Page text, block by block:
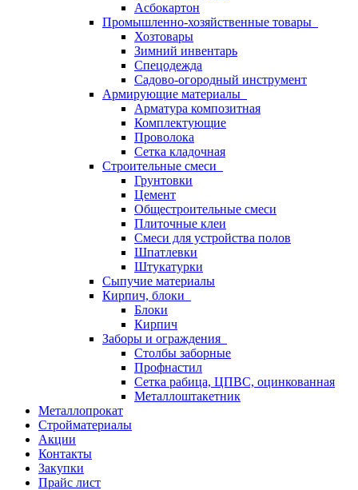
Асбокартон
Промышленно-хозяйственные товары
Хозтовары
Зимний инвентарь
Спецодежда
Садово-огородный инструмент
Армирующие материалы
Арматура композитная
Комплектующие
Проволока
Сетка кладочная
Строительные смеси
Грунтовки
Цемент
Общестроительные смеси
Плиточные клеи
Смеси для устройства полов
Шпатлевки
Штукатурки
Сыпучие материалы
Кирпич, блоки
Блоки
Кирпич
Заборы и ограждения
Столбы заборные
Профнастил
Сетка рабица, ЦПВС, оцинкованная
Металлоштакетник
Металлопрокат
Стройматериалы
Акции
Контакты
Закупки
Прайс лист